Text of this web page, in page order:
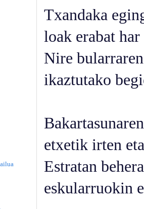
Txandaka
loak erabat
Nire
ikaztutako
etxetik irten
Estratan
eskularruokin